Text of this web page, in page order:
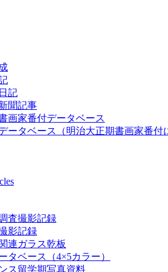
記
聞記事
画家番付データベース
ータベース（明治大正期書画家番付
査撮影記録
影記録
連ガラス乾板
タベース（4×5カラー）
ス留学期写真資料